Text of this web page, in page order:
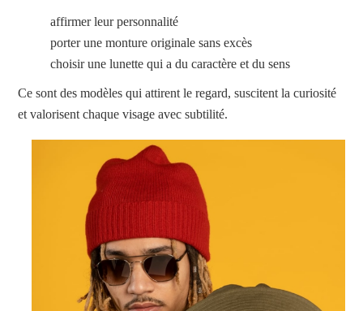
affirmer leur personnalité
porter une monture originale sans excès
choisir une lunette qui a du caractère et du sens
Ce sont des modèles qui attirent le regard, suscitent la curiosité
et valorisent chaque visage avec subtilité.